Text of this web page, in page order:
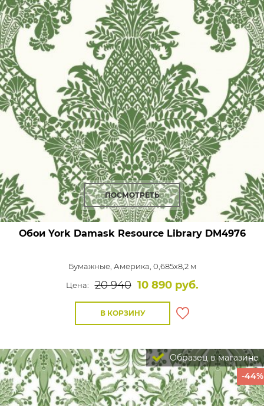
ПОСМОТРЕТЬ
Обои York Damask Resource LibraryDM4976
Бумажные, Америка, 0,685x8,2 м
Цена:
20 940 10 890 руб.
В КОРЗИНУ
Образец в магазине
-44%